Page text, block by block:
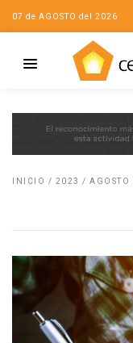
07 de AGOSTO del 2026
INICIO / 2023 / AGOSTO